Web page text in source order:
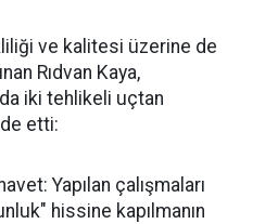
ve kalitesi üzerine de
Rıdvan Kaya,
iki tehlikeli uçtan
etti:
Yapılan çalışmaları
hissine kapılmanın